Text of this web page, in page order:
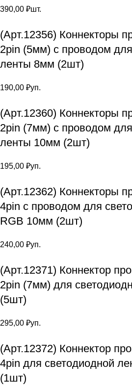
390,00 ₽шт.
(Арт.12356) Коннекторы
2pin (5мм) с проводом
ленты 8мм (2шт)
190,00 ₽уп.
(Арт.12360) Коннекторы
2pin (7мм) с проводом
ленты 10мм (2шт)
195,00 ₽уп.
(Арт.12362) Коннекторы
4pin с проводом для
RGB 10мм (2шт)
240,00 ₽уп.
(Арт.12371) Коннектор
2pin (7мм) для
(5шт)
295,00 ₽уп.
(Арт.12372) Коннектор
4pin для светодиодной
(1шт)